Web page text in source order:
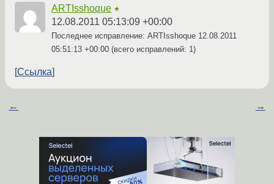
ARTIsshoque ★
12.08.2011 05:13:09 +00:00
Последнее исправление: ARTIsshoque 12.08.2011
05:51:13 +00:00 (всего исправлений: 1)
Ссылка
← →